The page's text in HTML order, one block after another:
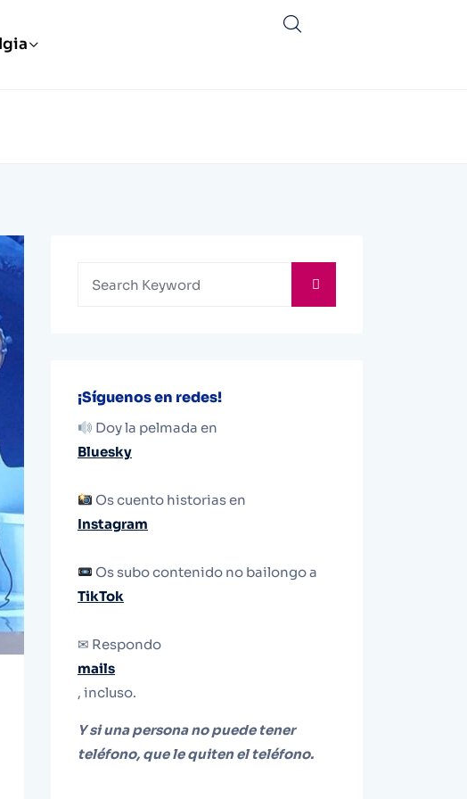
¡Síguenos en redes!
Doy la pelmada en
Bluesky
Os cuento historias en
Instagram
Os subo contenido no bailongo a
TikTok
✉ Respondo
mails
, incluso.
Y si una persona no puede tener
teléfono, que le quiten el teléfono.